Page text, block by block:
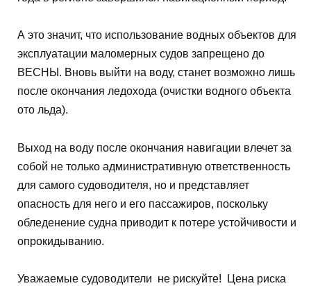
А это значит, что использование водных объектов для
эксплуатации маломерных судов запрещено до
ВЕСНЫ. Вновь выйти на воду, станет возможно лишь
после окончания ледохода (очистки водного объекта
ото льда).
Выход на воду после окончания навигации влечет за
собой не только административную ответственность
для самого судоводителя, но и представляет
опасность для него и его пассажиров, поскольку
обледенение судна приводит к потере устойчивости и
опрокидыванию.
Уважаемые судоводители не рискуйте! Цена риска